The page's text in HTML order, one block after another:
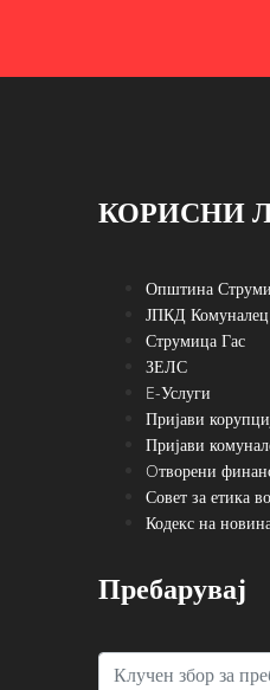
КОРИСНИ
Општина
ЈПКД Комуналец
Струмица Гас
ЗЕЛС
E-Услуги
Пријави
Пријави
Oтворени
Совет за етика
Кодекс на
Пребарувај